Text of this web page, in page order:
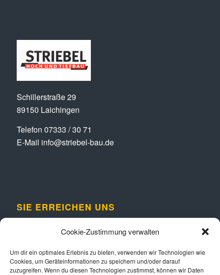
Cookie-Zustimmung verwalten
Um dir ein optimales Erlebnis zu bieten, verwenden wir Technologien wie
Cookies, um Geräteinformationen zu speichern und/oder darauf
zuzugreifen. Wenn du diesen Technologien zustimmst, können wir Daten
Schillerstraße 29
89150 Laichingen
Telefon 07333 / 30 71
E-Mail info@striebel-bau.de
SIE ERREICHEN UNS
08:00-12:00 und von
13.00 – 17.00 Uhr